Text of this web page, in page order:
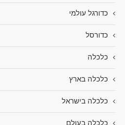
כדורגל עולמי
כדורסל
כלכלה
כלכלה בארץ
כלכלה בישראל
כלכלה בעולם